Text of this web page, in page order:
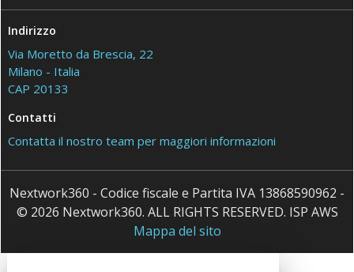
Indirizzo
Via Moretto da Brescia, 22
Milano - Italia
CAP 20133
Contatti
Contatta il nostro team per maggiori informazioni
Nextwork360 - Codice fiscale e Partita IVA 13868590962 -
© 2026 Nextwork360. ALL RIGHTS RESERVED. ISP AWS
Mappa del sito